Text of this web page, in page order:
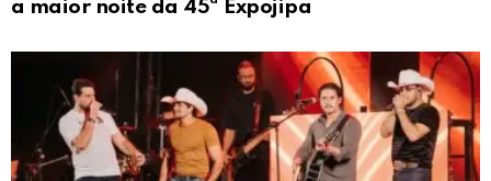
a maior noite da 45ª Expojipa